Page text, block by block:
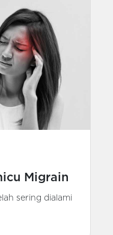
Migrain
sering dialami